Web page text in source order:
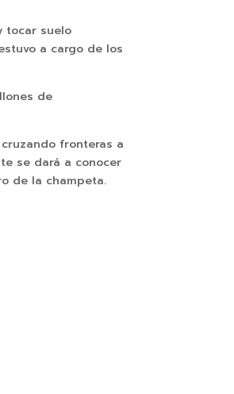
tocar suelo
a cargo de los
de
fronteras a
se dará a conocer
de la champeta.